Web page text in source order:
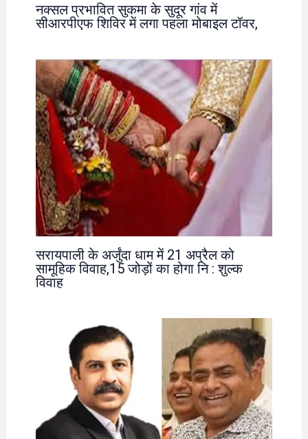
नक्सल प्रभावित सुकमा के सुदूर गांव में
सीआरपीएफ शिविर में लगा पहला मोबाइल टॉवर,
सरायपाली के अर्जुंदा धाम में 21 अप्रैल को
सामूहिक विवाह,15 जोड़ों का होगा नि : शुल्क
विवाह